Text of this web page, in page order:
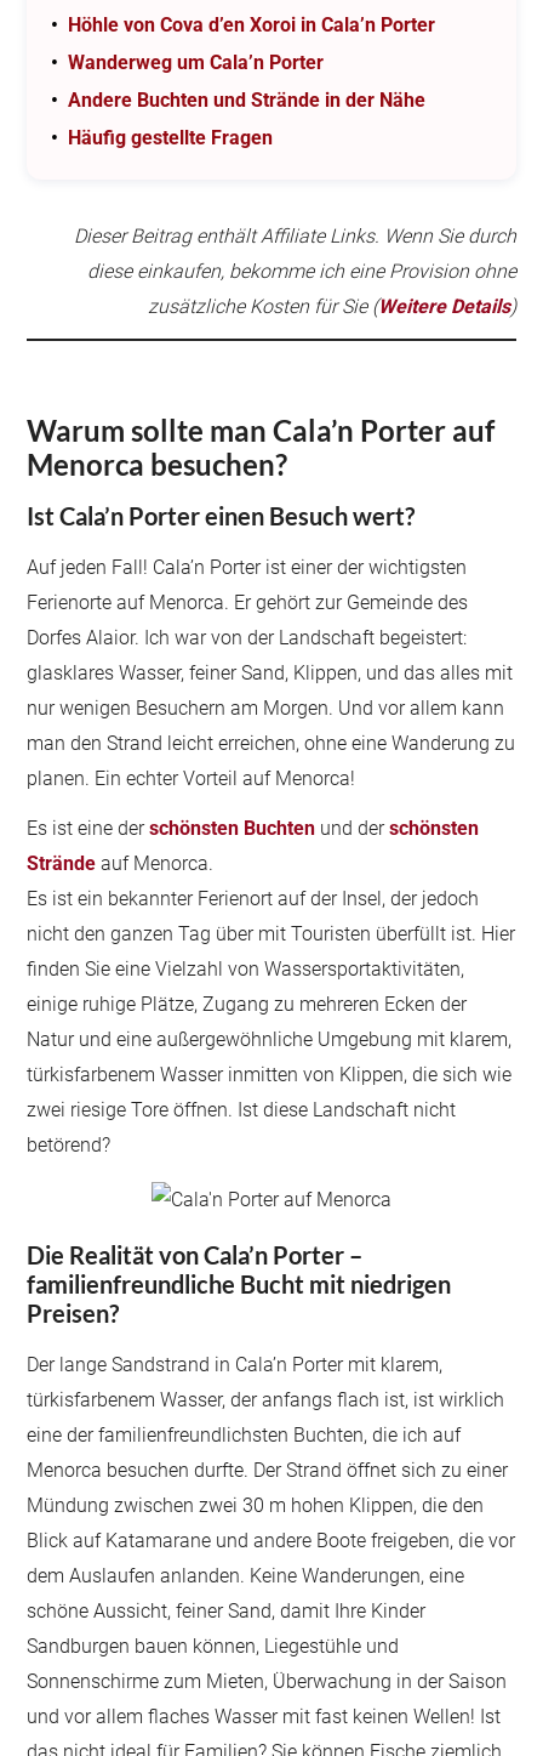
Höhle von Cova d’en Xoroi in Cala’n Porter
Wanderweg um Cala’n Porter
Andere Buchten und Strände in der Nähe
Häufig gestellte Fragen
Dieser Beitrag enthält Affiliate Links. Wenn Sie durch
diese einkaufen, bekomme ich eine Provision ohne
zusätzliche Kosten für Sie (Weitere Details)
Warum sollte man Cala’n Porter auf
Menorca besuchen?
Ist Cala’n Porter einen Besuch wert?
Auf jeden Fall! Cala’n Porter ist einer der wichtigsten
Ferienorte auf Menorca. Er gehört zur Gemeinde des
Dorfes Alaior. Ich war von der Landschaft begeistert:
glasklares Wasser, feiner Sand, Klippen, und das alles mit
nur wenigen Besuchern am Morgen. Und vor allem kann
man den Strand leicht erreichen, ohne eine Wanderung zu
planen. Ein echter Vorteil auf Menorca!
Es ist eine derschönsten Buchten und derschönsten
Strände auf Menorca.
Es ist ein bekannter Ferienort auf der Insel, der jedoch
nicht den ganzen Tag über mit Touristen überfüllt ist. Hier
finden Sie eine Vielzahl von Wassersportaktivitäten,
einige ruhige Plätze, Zugang zu mehreren Ecken der
Natur und eine außergewöhnliche Umgebung mit klarem,
türkisfarbenem Wasser inmitten von Klippen, die sich wie
zwei riesige Tore öffnen. Ist diese Landschaft nicht
betörend?
Die Realität von Cala’n Porter –
familienfreundliche Bucht mit niedrigen
Preisen?
Der lange Sandstrand in Cala’n Porter mit klarem,
türkisfarbenem Wasser, der anfangs flach ist, ist wirklich
eine der familienfreundlichsten Buchten, die ich auf
Menorca besuchen durfte. Der Strand öffnet sich zu einer
Mündung zwischen zwei 30 m hohen Klippen, die den
Blick auf Katamarane und andere Boote freigeben, die vor
dem Auslaufen anlanden. Keine Wanderungen, eine
schöne Aussicht, feiner Sand, damit Ihre Kinder
Sandburgen bauen können, Liegestühle und
Sonnenschirme zum Mieten, Überwachung in der Saison
und vor allem flaches Wasser mit fast keinen Wellen! Ist
das nicht ideal für Familien? Sie können Fische ziemlich